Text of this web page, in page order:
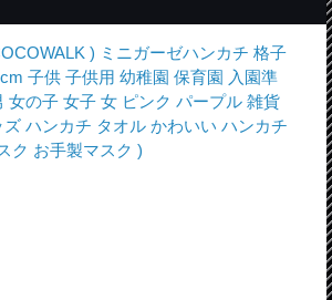
) ミニガーゼハンカチ 格子
子供 子供用 幼稚園 保育園 入園準
女の子 女子 女 ピンク パープル 雑貨
ハンカチ タオル かわいい ハンカチ
ク お手製マスク )